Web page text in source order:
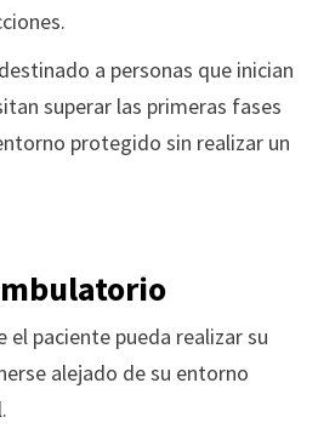
a personas que inician
superar las primeras fases
protegido sin realizar un
paciente pueda realizar su
alejado de su entorno